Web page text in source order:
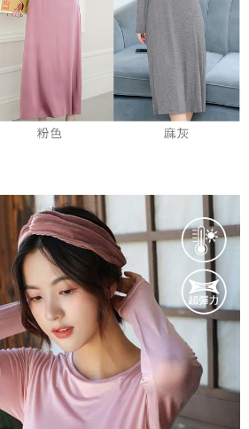
公司提供之「AFTEE先享後付」服務完成之交
提供個人資料，並將交易相關給付款項請求債
司。
請瀏覽以下網址：
得法定代理人或監護人之同意方可使用
經同意申辦者引起之損失，本公司不負相關責
時，將依據個別帳號之用戶狀況，依本公司即
停止該用戶之使用額度並採取法律行動。
以上)免運費